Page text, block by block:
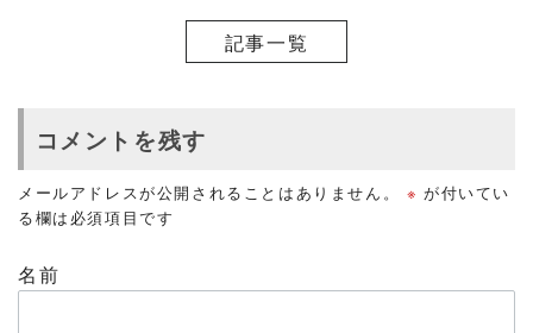
記事一覧
コメントを残す
メールアドレスが公開されることはありません。 ※ が付いてい
る欄は必須項目です
名前